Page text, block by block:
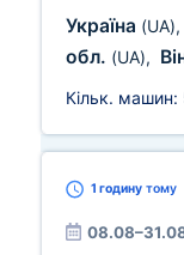
Україна (UA),
обл. (UA),
Кільк. машин:
1 годину тому